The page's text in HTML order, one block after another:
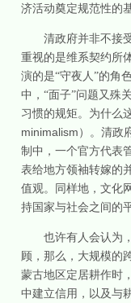
济活动奠定规范性的
清政府并非不接
重视的是维系契约所
演的是“守夜人”的角
中，“面子”问题又殊
习惯的规矩。为什么
minimalism ）。清政
制中，一个官方代表
表给地方领袖转嫁的
值观。同样地，文化
持国家与社会之间的
也许有人会认为
顾，那么，大规模的
蒙古地区定居耕作时
中建立信用，以及与